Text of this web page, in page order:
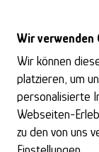
Datum:
Ort:
Zur
Wir verwenden
Wir können
platzieren, um
personalisierte
Webseiten-
zu den von uns